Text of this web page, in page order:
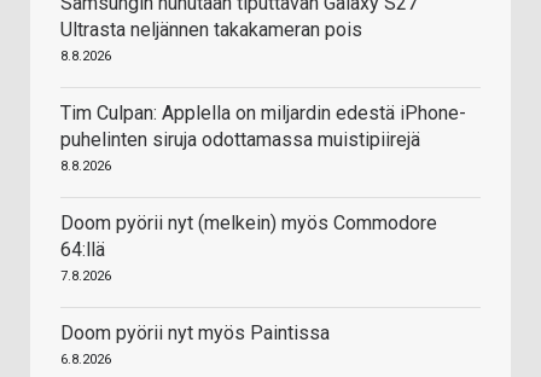
Ultrasta neljännen takakameran pois
8.8.2026
Tim Culpan: Applella on miljardin edestä iPhone-
puhelinten siruja odottamassa muistipiirejä
8.8.2026
Doom pyörii nyt (melkein) myös Commodore
64:llä
7.8.2026
Doom pyörii nyt myös Paintissa
6.8.2026